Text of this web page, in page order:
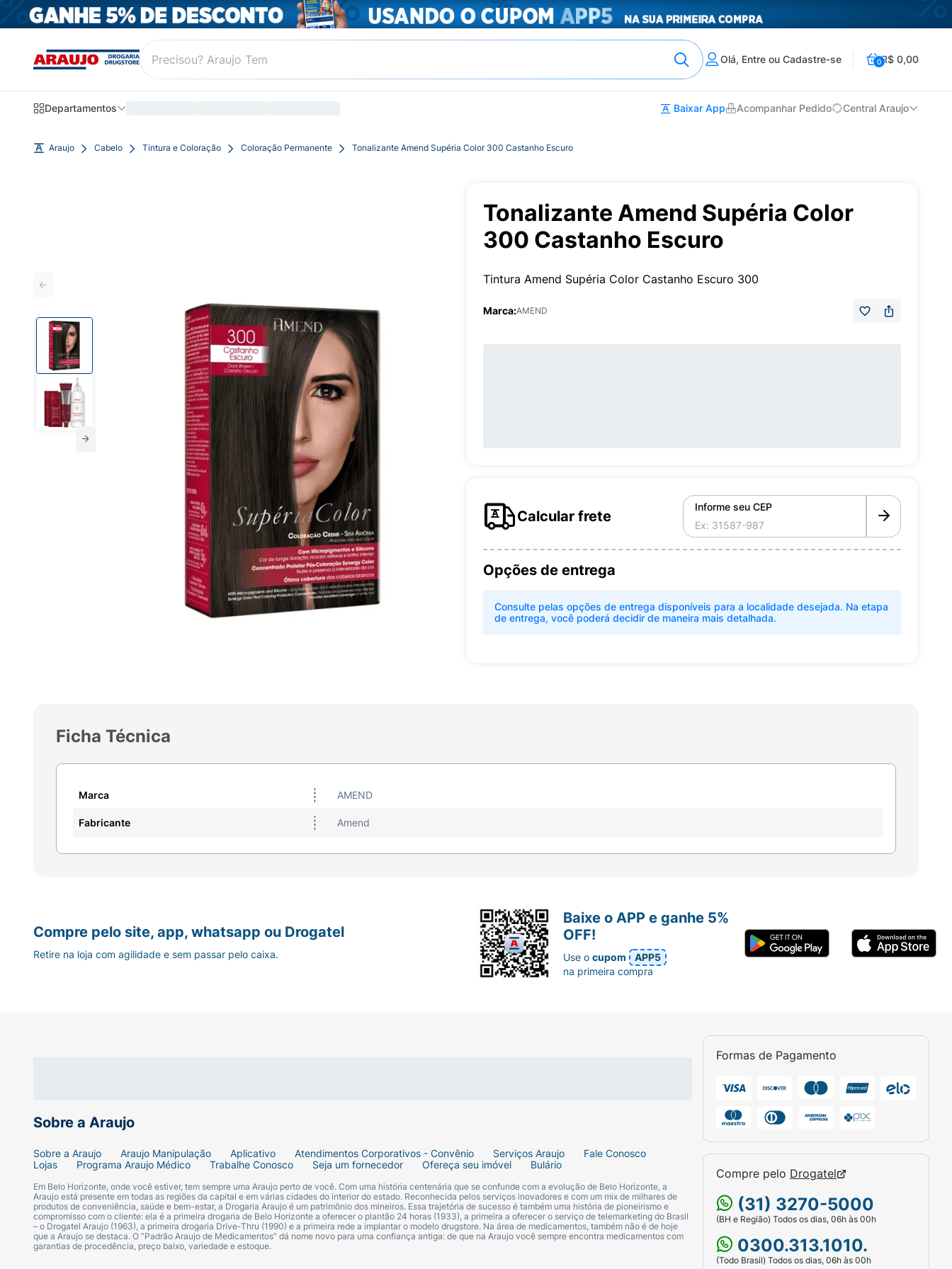
Olá, Entre ou Cadastre-se 0R$ 0,00
Departamentos Baixar App Acompanhar Pedido Central Araujo
Araujo Cabelo Tintura e Coloração Coloração Permanente Tonalizante Amend Supéria Color 300 Castanho Escuro
Tonalizante Amend Supéria Color
300 Castanho Escuro
Tintura Amend Supéria Color Castanho Escuro 300
Marca:AMEND
Calcular frete
Informe seu CEP
Opções de entrega
Consulte pelas opções de entrega disponíveis para a localidade desejada. Na etapa
de entrega, você poderá decidir de maneira mais detalhada.
Ficha Técnica
Marca AMEND
Fabricante Amend
Sobre a Araujo
Sobre a Araujo Araujo Manipulação Aplicativo Atendimentos Corporativos - Convênio Serviços Araujo
Fale Conosco
Lojas
Programa Araujo Médico Trabalhe Conosco Seja um fornecedor Ofereça seu imóvel Bulário
Em Belo Horizonte, onde você estiver, tem sempre uma Araujo perto de você. Com uma história centenária que se confunde com a evolução de Belo Horizonte, a
Araujo está presente em todas as regiões da capital e em várias cidades do interior do estado. Reconhecida pelos serviços inovadores e com um mix de milhares de
produtos de conveniência, saúde e bem-estar, a Drogaria Araujo é um patrimônio dos mineiros. Essa trajetória de sucesso é também uma história de pioneirismo e
compromisso com o cliente: ela é a primeira drogaria de Belo Horizonte a oferecer o plantão 24 horas (1933), a primeira a oferecer o serviço de telemarketing do Brasil
– o Drogatel Araujo (1963), a primeira drogaria Drive-Thru (1990) e a primeira rede a implantar o modelo drugstore. Na área de medicamentos, também não é de hoje
que a Araujo se destaca. O “Padrão Araujo de Medicamentos” dá nome novo para uma confiança antiga: de que na Araujo você sempre encontra medicamentos com
garantias de procedência, preço baixo, variedade e estoque.
Formas de Pagamento
Compre pelo Drogatel
(31) 3270-5000
(BH e Região) Todos os dias, 06h às 00h
0300.313.1010.
(Todo Brasil) Todos os dias, 06h às 00h
Compre pelo site, app, whatsapp ou Drogatel
Retire na loja com agilidade e sem passar pelo caixa.
Baixe o APP e ganhe 5%
OFF!
Use ocupom
APP5
na primeira compra